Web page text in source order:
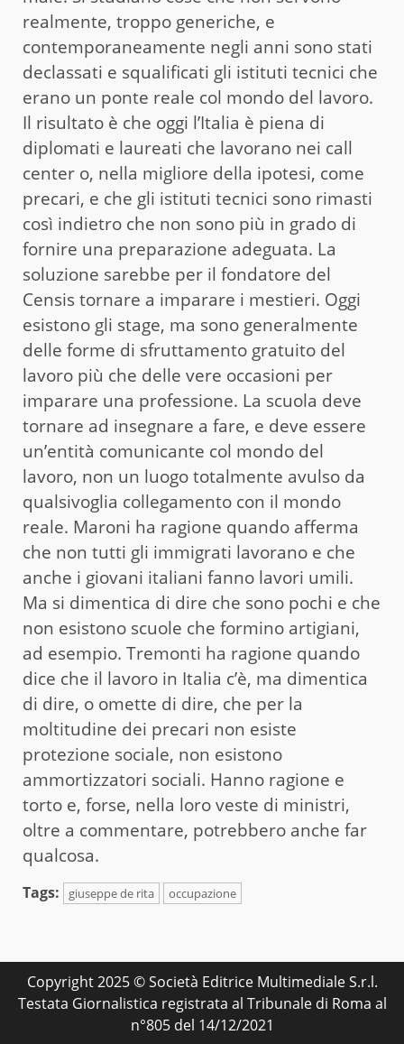
realmente, troppo generiche, e
contemporaneamente negli anni sono stati
declassati e squalificati gli istituti tecnici che
erano un ponte reale col mondo del lavoro.
Il risultato è che oggi l’Italia è piena di
diplomati e laureati che lavorano nei call
center o, nella migliore della ipotesi, come
precari, e che gli istituti tecnici sono rimasti
così indietro che non sono più in grado di
fornire una preparazione adeguata. La
soluzione sarebbe per il fondatore del
Censis tornare a imparare i mestieri. Oggi
esistono gli stage, ma sono generalmente
delle forme di sfruttamento gratuito del
lavoro più che delle vere occasioni per
imparare una professione. La scuola deve
tornare ad insegnare a fare, e deve essere
un’entità comunicante col mondo del
lavoro, non un luogo totalmente avulso da
qualsivoglia collegamento con il mondo
reale. Maroni ha ragione quando afferma
che non tutti gli immigrati lavorano e che
anche i giovani italiani fanno lavori umili.
Ma si dimentica di dire che sono pochi e che
non esistono scuole che formino artigiani,
ad esempio. Tremonti ha ragione quando
dice che il lavoro in Italia c’è, ma dimentica
di dire, o omette di dire, che per la
moltitudine dei precari non esiste
protezione sociale, non esistono
ammortizzatori sociali. Hanno ragione e
torto e, forse, nella loro veste di ministri,
oltre a commentare, potrebbero anche far
qualcosa.
Tags: giuseppe de rita occupazione
Copyright 2025 © Società Editrice Multimediale S.r.l.
Testata Giornalistica registrata al Tribunale di Roma al
n°805 del 14/12/2021